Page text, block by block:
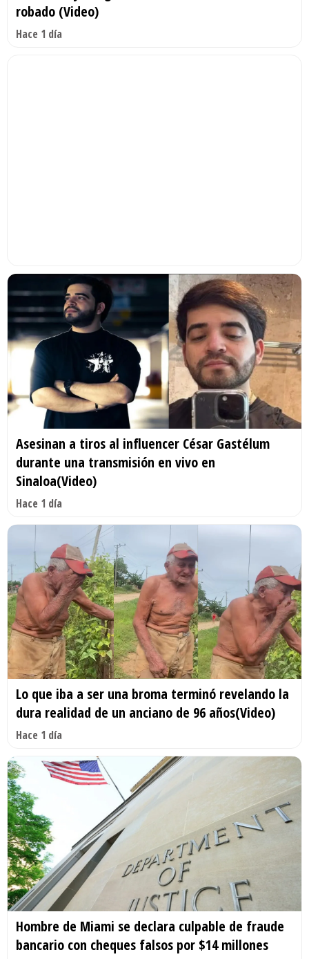
robado (Video)
Hace 1 día
Asesinan a tiros al influencer César Gastélum
durante una transmisión en vivo en
Sinaloa(Video)
Hace 1 día
Lo que iba a ser una broma terminó revelando la
dura realidad de un anciano de 96 años(Video)
Hace 1 día
Hombre de Miami se declara culpable de fraude
bancario con cheques falsos por $14 millones